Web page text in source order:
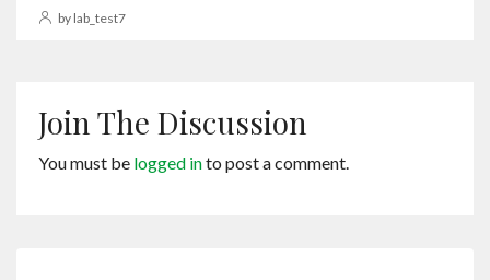
by lab_test7
Join The Discussion
You must be logged into post a comment.